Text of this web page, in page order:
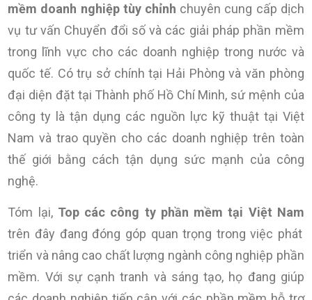
mềm doanh nghiệp tùy chỉnh chuyên cung cấp dịch
vụ tư vấn Chuyển đổi số và các giải pháp phần mềm
trong lĩnh vực cho các doanh nghiệp trong nước và
quốc tế. Có trụ sở chính tại Hải Phòng và văn phòng
đại diện đặt tại Thành phố Hồ Chí Minh, sứ mệnh của
công ty là tận dụng các nguồn lực kỹ thuật tại Việt
Nam và trao quyền cho các doanh nghiệp trên toàn
thế giới bằng cách tận dụng sức mạnh của công
nghệ.
Tóm lại, Top các công ty phần mềm tại Việt Nam
trên đây đang đóng góp quan trọng trong việc phát
triển và nâng cao chất lượng ngành công nghiệp phần
mềm. Với sự cạnh tranh và sáng tạo, họ đang giúp